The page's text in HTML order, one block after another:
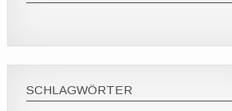
SCHLAGWÖRTER